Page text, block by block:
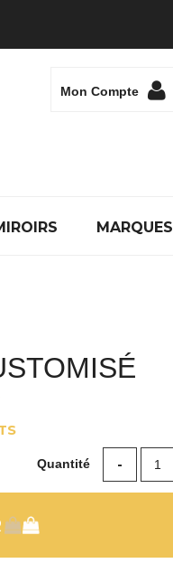
Mon Compte
MARQUES
Quantité